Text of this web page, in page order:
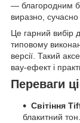
— благородним
виразно,
Це гарний вибір
типовому
версії. Такий
вау-ефект і
Переваги
Світіння
блакитний тон.